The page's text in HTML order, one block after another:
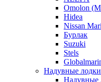
Omolon
Hidea
Nissan
Бурлак
Suzuki
Stels
Надувные лодки